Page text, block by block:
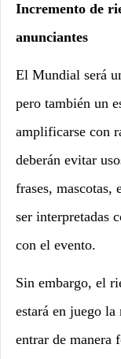
Incremento de
anunciantes
El Mundial será
pero también un
amplificarse con
deberán evitar
frases, mascotas,
ser interpretadas
con el evento.
Sin embargo, el
estará en juego
entrar de manera